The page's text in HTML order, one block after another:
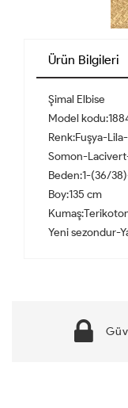
Ürün Bilgileri
Şimal Elbise
Model
Renk:Fuşya-
Somon-
Beden:1-(36/
Boy:135 cm
Yeni sezondur-